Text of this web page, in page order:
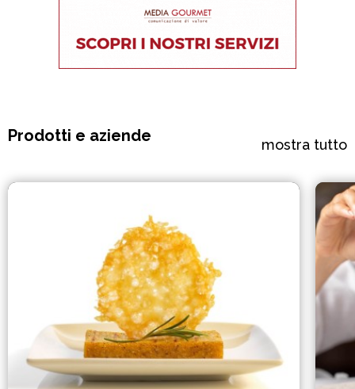
Prodotti e aziende mostra tutto